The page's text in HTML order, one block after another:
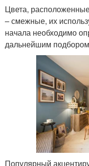
Цвета,
– смежные, их
начала необходимо
дальнейшим
Популярный